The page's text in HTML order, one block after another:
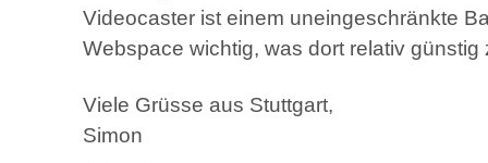
Videocaster ist einem uneingeschränkte
Webspace wichtig, was dort relativ günstig
Viele Grüsse aus Stuttgart,
Simon